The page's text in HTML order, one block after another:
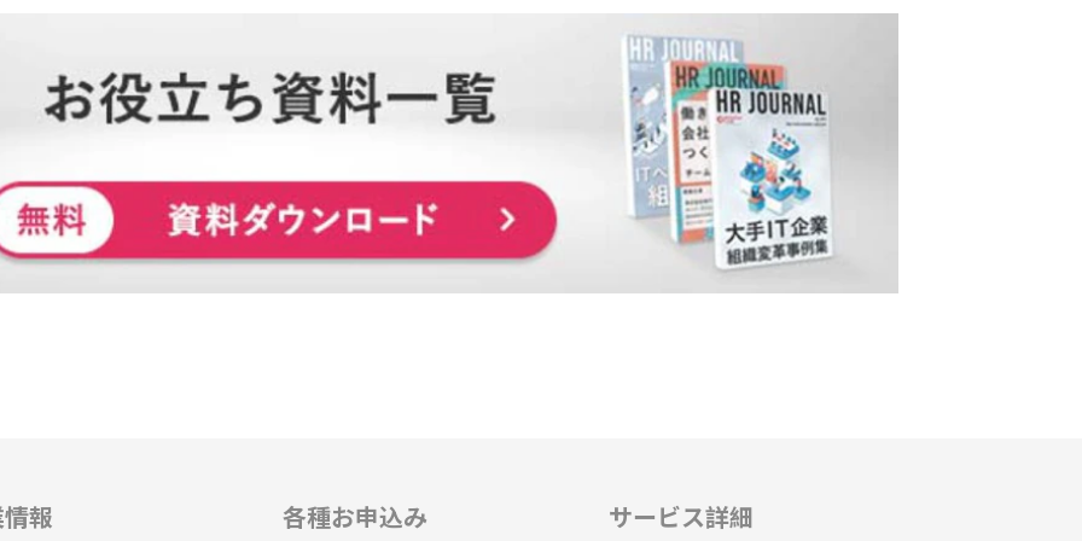
報 各種お申込み サービス詳細